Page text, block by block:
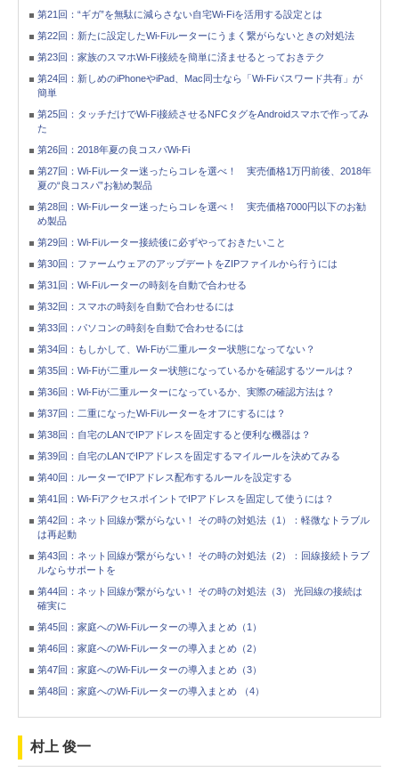
第21回：“ギガ”を無駄に減らさない自宅Wi-Fiを活用する設定とは
第22回：新たに設定したWi-Fiルーターにうまく繋がらないときの対処法
第23回：家族のスマホWi-Fi接続を簡単に済ませるとっておきテク
第24回：新しめのiPhoneやiPad、Mac同士なら「Wi-Fiパスワード共有」が
簡単
第25回：タッチだけでWi-Fi接続させるNFCタグをAndroidスマホで作ってみ
た
第26回：2018年夏の良コスパWi-Fi
第27回：Wi-Fiルーター迷ったらコレを選べ！ 実売価格1万円前後、2018年
夏の“良コスパ”お勧め製品
第28回：Wi-Fiルーター迷ったらコレを選べ！ 実売価格7000円以下のお勧
め製品
第29回：Wi-Fiルーター接続後に必ずやっておきたいこと
第30回：ファームウェアのアップデートをZIPファイルから行うには
第31回：Wi-Fiルーターの時刻を自動で合わせる
第32回：スマホの時刻を自動で合わせるには
第33回：パソコンの時刻を自動で合わせるには
第34回：もしかして、Wi-Fiが二重ルーター状態になってない？
第35回：Wi-Fiが二重ルーター状態になっているかを確認するツールは？
第36回：Wi-Fiが二重ルーターになっているか、実際の確認方法は？
第37回：二重になったWi-Fiルーターをオフにするには？
第38回：自宅のLANでIPアドレスを固定すると便利な機器は？
第39回：自宅のLANでIPアドレスを固定するマイルールを決めてみる
第40回：ルーターでIPアドレス配布するルールを設定する
第41回：Wi-FiアクセスポイントでIPアドレスを固定して使うには？
第42回：ネット回線が繋がらない！ その時の対処法（1）：軽微なトラブル
は再起動
第43回：ネット回線が繋がらない！ その時の対処法（2）：回線接続トラブ
ルならサポートを
第44回：ネット回線が繋がらない！ その時の対処法（3） 光回線の接続は
確実に
第45回：家庭へのWi-Fiルーターの導入まとめ（1）
第46回：家庭へのWi-Fiルーターの導入まとめ（2）
第47回：家庭へのWi-Fiルーターの導入まとめ（3）
第48回：家庭へのWi-Fiルーターの導入まとめ （4）
村上 俊一